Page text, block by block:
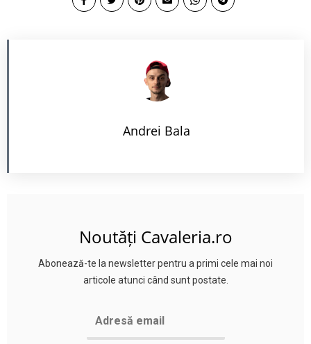
Andrei Bala
Noutăți Cavaleria.ro
Abonează-te la newsletter pentru a primi cele mai noi
articole atunci când sunt postate.